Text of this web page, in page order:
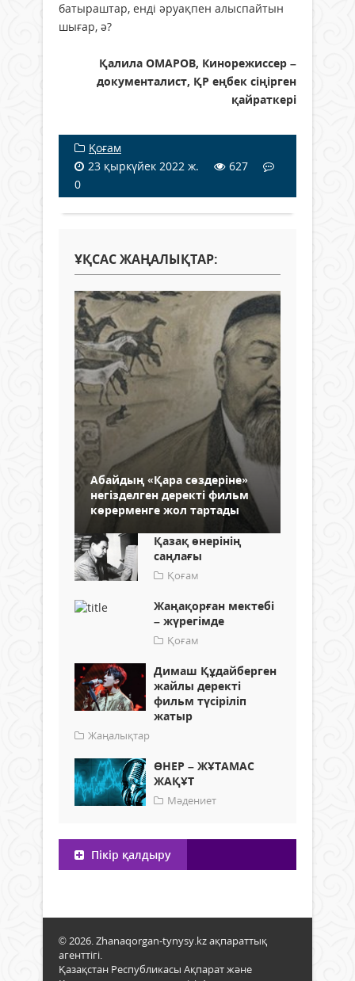
батыраштар, енді әруақпен алыспайтын
шығар, ә?
Қалила ОМАРОВ, Кинорежиссер –
документалист, ҚР еңбек сіңірген
қайраткері
Қоғам
23 қыркүйек 2022 ж.
627
0
ҰҚСАС ЖАҢАЛЫҚТАР:
Абайдың «Қара сөздеріне»
негізделген деректі фильм
көрерменге жол тартады
Қазақ өнерінің
саңлағы
Қоғам
Жаңақорған мектебі
– жүрегімде
Қоғам
Димаш Құдайберген
жайлы деректі
фильм түсіріліп
жатыр
Жаңалықтар
ӨНЕР – ЖҰТАМАС
ЖАҚҰТ
Мәдениет
Пікір қалдыру
© 2026. Zhanaqorgan-tynysy.kz ақпараттық
агенттігі.
Қазақстан Республикасы Ақпарат және